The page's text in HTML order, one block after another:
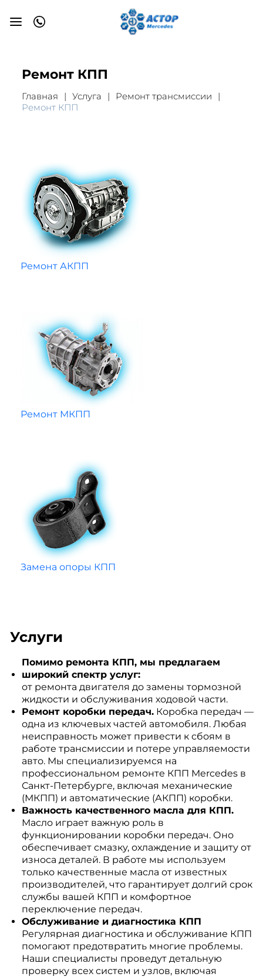
Ремонт КПП
Главная Услуга
Ремонт трансмиссии
Ремонт КПП
Ремонт АКПП
Ремонт МКПП
Замена опоры КПП
Услуги
Помимо ремонта КПП, мы предлагаем
широкий спектр услуг:
от ремонта двигателя до замены тормозной
жидкости и обслуживания ходовой части.
Ремонт коробки передач.Коробка передач —
одна из ключевых частей автомобиля. Любая
неисправность может привести к сбоям в
работе трансмиссии и потере управляемости
авто. Мы специализируемся на
профессиональном ремонте КПП Mercedes в
Санкт-Петербурге, включая механические
(МКПП) и автоматические (АКПП) коробки.
Важность качественного масла для КПП.
Масло играет важную роль в
функционировании коробки передач. Оно
обеспечивает смазку, охлаждение и защиту от
износа деталей. В работе мы используем
только качественные масла от известных
производителей, что гарантирует долгий срок
службы вашей КПП и комфортное
переключение передач.
Обслуживание и диагностика КПП
Регулярная диагностика и обслуживание КПП
помогают предотвратить многие проблемы.
Наши специалисты проведут детальную
проверку всех систем и узлов, включая